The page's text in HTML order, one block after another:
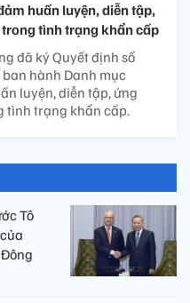
huấn luyện, diễn tập,
tình trạng khẩn cấp
đã ký Quyết định số
hành Danh mục
luyện, diễn tập, ứng
tình trạng khẩn cấp.
Tô